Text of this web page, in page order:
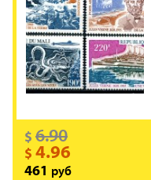
$ 6.90
$ 4.96
461 руб